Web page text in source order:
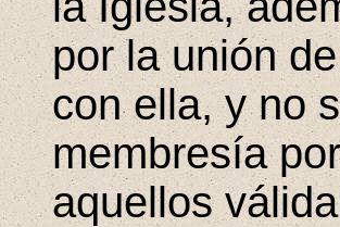
por la unión
con ella, y no
membresía
aquellos